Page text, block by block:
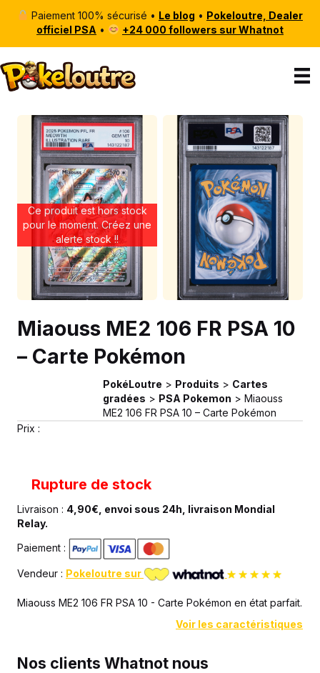
Paiement 100% sécurisé • Le blog • Pokeloutre, Dealer
officiel PSA • +24 000 followers sur Whatnot
Ce produit est hors stock
pour le moment. Créez une
alerte stock !!
Miaouss ME2 106 FR PSA 10
– Carte Pokémon
PokéLoutre > Produits > Cartes
gradées > PSA Pokemon > Miaouss
ME2 106 FR PSA 10 – Carte Pokémon
Prix :
Rupture de stock
Livraison : 4,90€, envoi sous 24h, livraison Mondial
Relay.
Paiement :
Vendeur : Pokeloutre sur
Miaouss ME2 106 FR PSA 10 - Carte Pokémon en état parfait.
Voir les caractéristiques
Nos clients Whatnot nous